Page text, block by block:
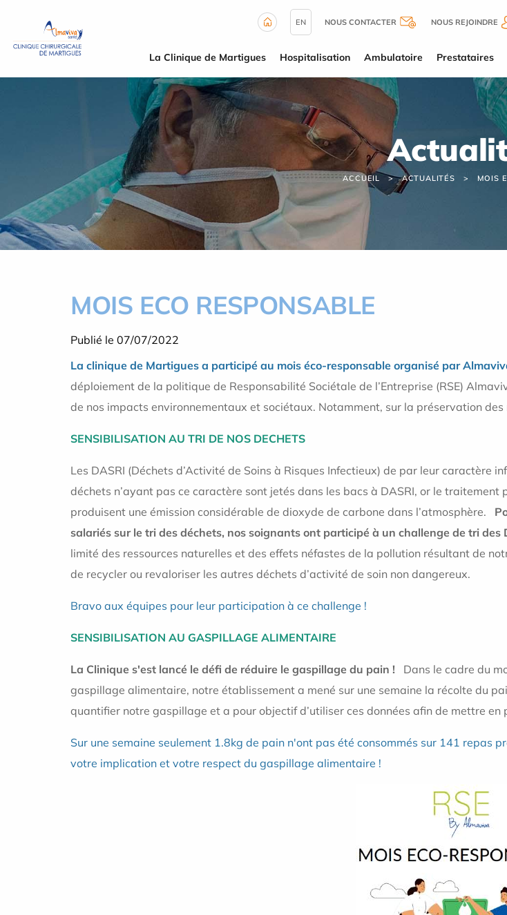
EN NOUS CONTACTER NOUS REJOINDRE
La Clinique de Martigues Hospitalisation Ambulatoire Prestataires
ACCUEIL ACTUALITÉS MOIS
MOIS ECO RESPONSABLE
Publié le 07/07/2022
La clinique de Martigues a participé au mois éco-responsable organisé par
déploiement de la politique de Responsabilité Sociétale de l’Entreprise (RSE)
de nos impacts environnementaux et sociétaux. Notamment, sur la préservation
SENSIBILISATION AU TRI DE NOS DECHETS
Les DASRI (Déchets d’Activité de Soins à Risques Infectieux) de par leur caractère
déchets n’ayant pas ce caractère sont jetés dans les bacs à DASRI, or le
produisent une émission considérable de dioxyde de carbone dans l’atmosphère.
salariés sur le tri des déchets, nos soignants ont participé à un challenge de tri des
limité des ressources naturelles et des effets néfastes de la pollution résultant de
de recycler ou revaloriser les autres déchets d’activité de soin non dangereux.
Bravo aux équipes pour leur participation à ce challenge !
SENSIBILISATION AU GASPILLAGE ALIMENTAIRE
La Clinique s'est lancé le défi de réduire le gaspillage du pain !
Dans le cadre du
gaspillage alimentaire, notre établissement a mené sur une semaine la récolte du
quantifier notre gaspillage et a pour objectif d’utiliser ces données afin de mettre en
Sur une semaine seulement 1.8kg de pain n'ont pas été consommés sur 141 repas
votre implication et votre respect du gaspillage alimentaire !